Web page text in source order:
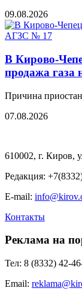
09.08.2026
В Кирово-
продажа
Причина
07.08.2026
610002, г. Киров,
Редакция:
E-mail:
Контакты
Реклама на
Тел: 8 (8332) 42-
Email: